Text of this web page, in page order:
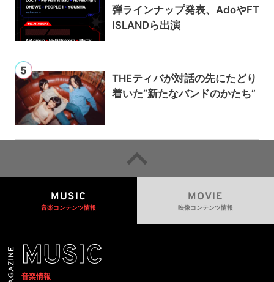
弾ラインナップ発表、AdoやFT
ISLANDら出演
THEティバが対話の先にたどり
着いた“新たなバンドのかたち”
MUSIC
音楽コンテンツ情報
MOVIE
映像コンテンツ情報
MUSIC
音楽情報